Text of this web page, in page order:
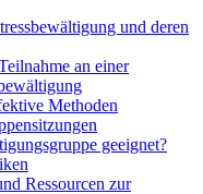
und deren
an einer
Methoden
geeignet?
Ressourcen zur